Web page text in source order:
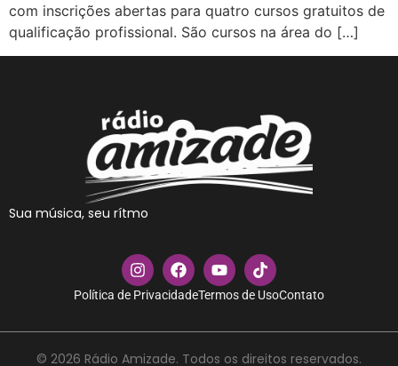
com inscrições abertas para quatro cursos gratuitos de
qualificação profissional. São cursos na área do […]
Sua música, seu rítmo
Política de PrivacidadeTermos de UsoContato
© 2026 Rádio Amizade. Todos os direitos reservados.